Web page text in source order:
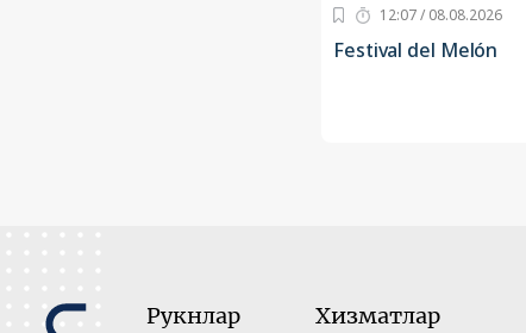
12:07 / 08.08.2026
Festival del Melón
Рукнлар Хизматлар